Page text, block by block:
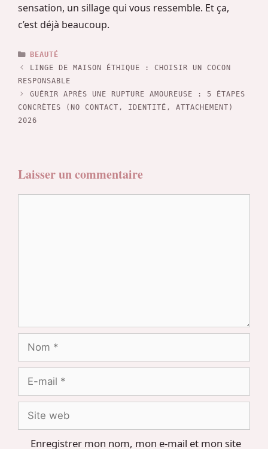
sensation, un sillage qui vous ressemble. Et ça,
c’est déjà beaucoup.
CATÉGORIES
BEAUTÉ
LINGE DE MAISON ÉTHIQUE : CHOISIR UN COCON
RESPONSABLE
GUÉRIR APRÈS UNE RUPTURE AMOUREUSE : 5 ÉTAPES
CONCRÈTES (NO CONTACT, IDENTITÉ, ATTACHEMENT)
2026
Laisser un commentaire
Nom
mail
Site
web
Enregistrer mon nom, mon e-mail et mon site